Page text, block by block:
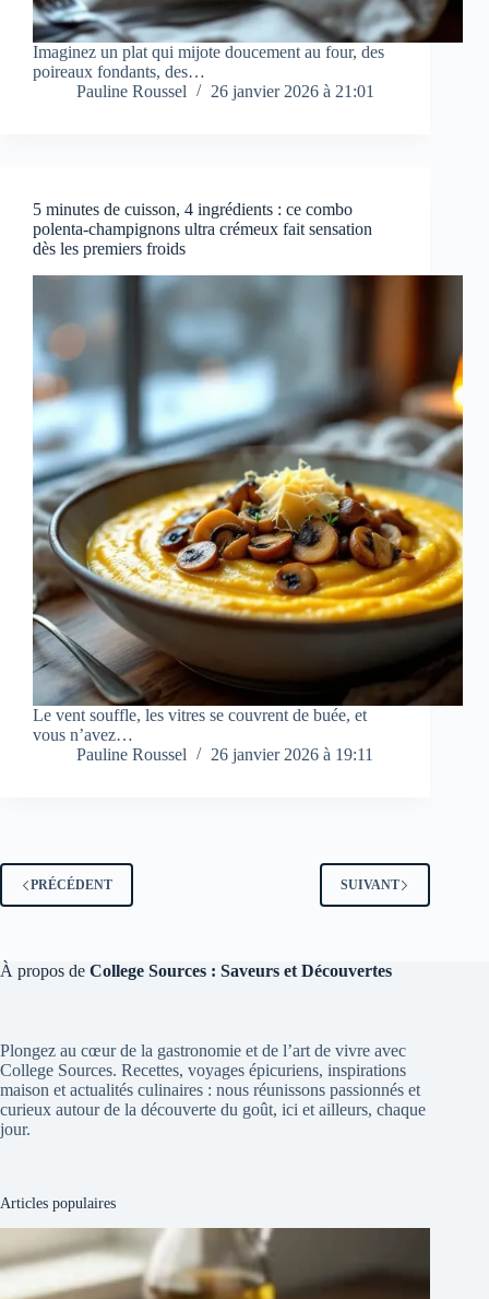
Imaginez un plat qui mijote doucement au four, des
poireaux fondants, des…
Pauline Roussel
26 janvier 2026 à 21:01
5 minutes de cuisson, 4 ingrédients : ce combo
polenta-champignons ultra crémeux fait sensation
dès les premiers froids
Le vent souffle, les vitres se couvrent de buée, et
vous n’avez…
Pauline Roussel
26 janvier 2026 à 19:11
PRÉCÉDENT SUIVANT
À propos de College Sources : Saveurs et Découvertes
Plongez au cœur de la gastronomie et de l’art de vivre avec
College Sources. Recettes, voyages épicuriens, inspirations
maison et actualités culinaires : nous réunissons passionnés et
curieux autour de la découverte du goût, ici et ailleurs, chaque
jour.
Articles populaires